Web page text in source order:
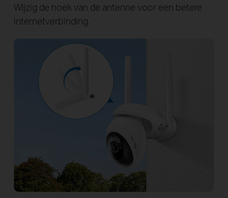
Wijzig de hoek van de antenne voor een betere
internetverbinding.